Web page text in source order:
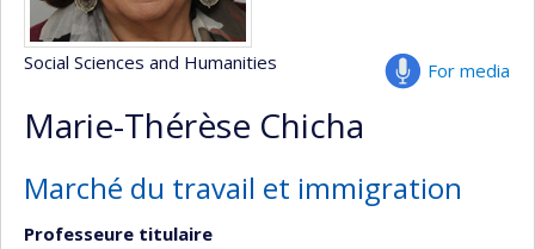
For media
Social Sciences and Humanities
Marie-Thérèse Chicha
Marché du travail et immigration
Professeure titulaire